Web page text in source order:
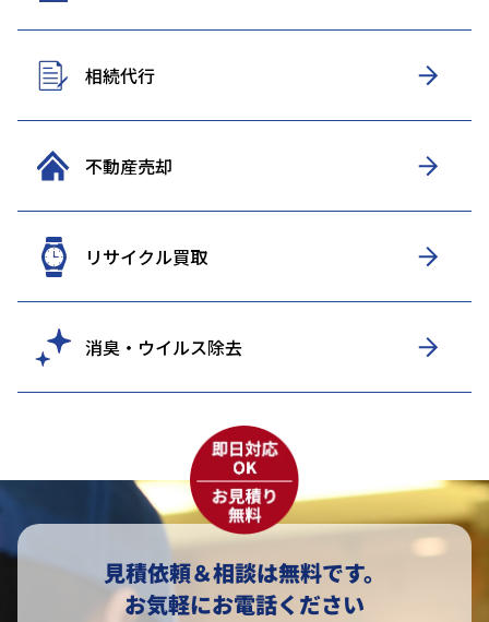
相続代行
不動産売却
リサイクル買取
消臭・ウイルス除去
見積依頼＆相談は無料です。
お気軽にお電話ください